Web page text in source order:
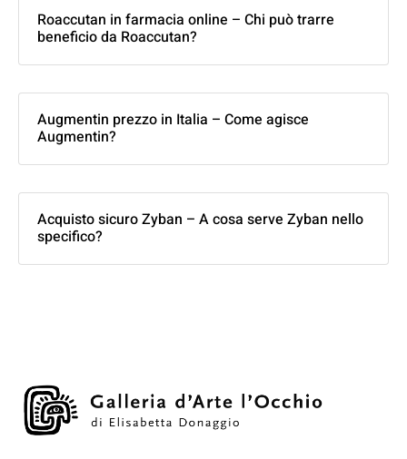
Roaccutan in farmacia online – Chi può trarre
beneficio da Roaccutan?
Augmentin prezzo in Italia – Come agisce
Augmentin?
Acquisto sicuro Zyban – A cosa serve Zyban nello
specifico?